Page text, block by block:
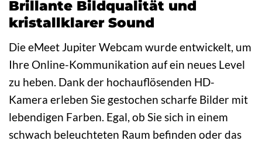
Brillante Bildqualität und
kristallklarer Sound
Die eMeet Jupiter Webcam wurde entwickelt, um
Ihre Online-Kommunikation auf ein neues Level
zu heben. Dank der hochauflösenden HD-
Kamera erleben Sie gestochen scharfe Bilder mit
lebendigen Farben. Egal, ob Sie sich in einem
schwach beleuchteten Raum befinden oder das